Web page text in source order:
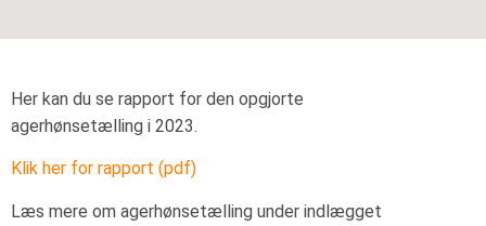
Her kan du se rapport for den opgjorte
agerhønsetælling i 2023.
Klik her for rapport (pdf)
Læs mere om agerhønsetælling under indlægget